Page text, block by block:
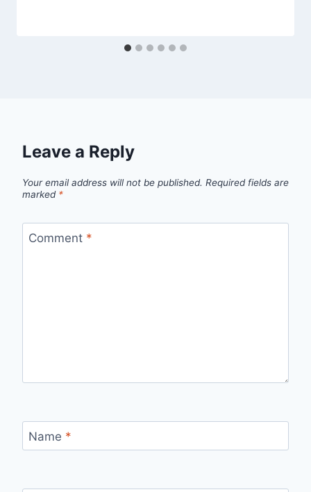
Leave a Reply
Your email address will not be published. Required fields are
marked *
Comment *
Name *